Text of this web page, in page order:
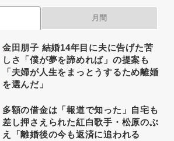
月間
金田朋子 結婚14年目に夫に告げた苦
しさ「僕が夢を諦めれば」の提案も
「夫婦が人生をまっとうするため離婚
を選んだ」
多額の借金は「報道で知った」自宅も
差し押さえられた紅白歌手・松原のぶ
え「離婚後の今も返済に追われる